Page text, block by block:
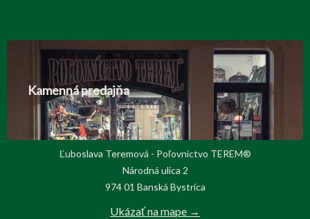
Kamenná predajňa
Ľuboslava Teremová - Poľovnictvo TEREM®
Národná ulica 2
974 01 Banská Bystrica
Ukázať na mape →